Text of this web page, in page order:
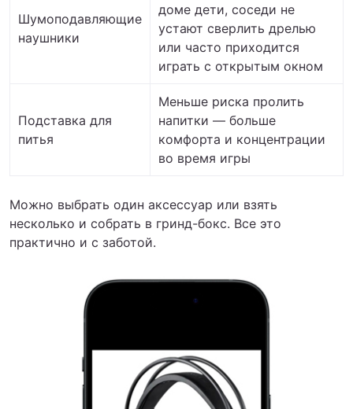
Шумоподавляющие
наушники
доме дети, соседи не
устают сверлить дрелью
или часто приходится
играть с открытым окном
Подставка для
питья
Меньше риска пролить
напитки — больше
комфорта и концентрации
во время игры
Можно выбрать один аксессуар или взять
несколько и собрать в гринд-бокс. Все это
практично и с заботой.